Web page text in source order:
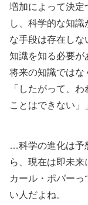
増加によって決定
し、科学的な知
な手段は存在し
知識を知る必要が
将来の知識ではな
「したがって、
ことはできない」
…科学の進化は予
ら、現在は即未
カール・ポパー
い人だよね。